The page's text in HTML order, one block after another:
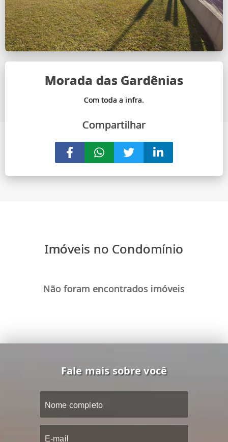
Morada das Gardênias
Compartilhar
Imóveis no Condomínio
Não foram encontrados imóveis
Fale mais sobre você